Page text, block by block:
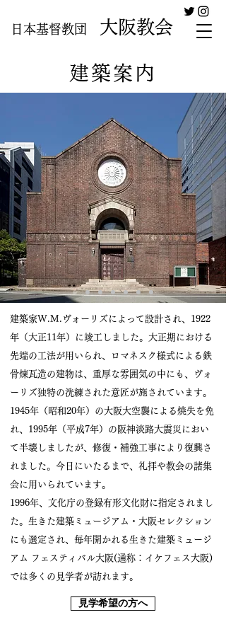
日本基督教団 大阪教会
建築案内
建築家W.M.ヴォーリズによって設計され、1922
年（大正11年）に竣工しました。大正期における
先端の工法が用いられ、ロマネスク様式による鉄
骨煉瓦造の建物は、重厚な雰囲気の中にも、ヴォ
ーリズ独特の洗練された意匠が施されています。
1945年（昭和20年）の大阪大空襲による焼失を免
れ、1995年（平成7年）の阪神淡路大震災におい
て半壊しましたが、修復・補強工事により復興さ
れました。今日にいたるまで、礼拝や教会の諸集
会に用いられています。
1996年、文化庁の登録有形文化財に指定されまし
た。生きた建築ミュージアム・大阪セレクション
にも選定され、毎年開かれる生きた建築ミュージ
アム フェスティバル大阪(通称：イケフェス大阪)
では多くの見学者が訪れます。
見学希望の方へ